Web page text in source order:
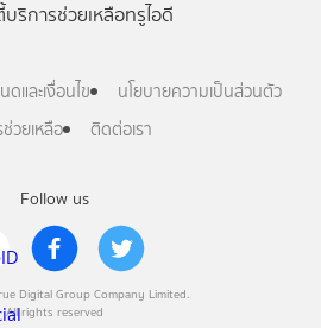
Follow us
Digital Group Company Limited.
All rights reserved
บริการช่วยเหลือทรูไอดี
และเงื่อนไข
นโยบายความเป็นส่วนตัว
วยเหลือ
ติดต่อเรา